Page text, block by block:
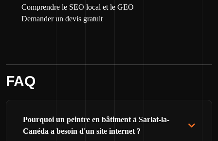
Comprendre le SEO local et le GEO
Demander un devis gratuit
FAQ
Pourquoi un peintre en bâtiment à Sarlat-la-
Canéda a besoin d'un site internet ?